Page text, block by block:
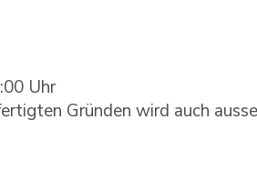
Uhr
Gründen wird auch